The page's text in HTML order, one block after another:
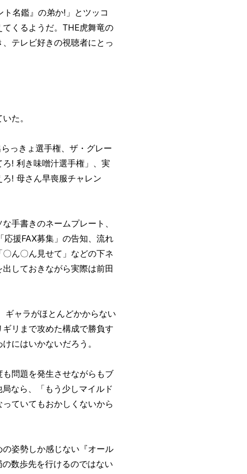
名鑑』の弟か!」とツッコ
くるようだ。THE虎舞竜の
テレビ好きの視聴者にとっ
た。
っきょ選手権、ザ・グレー
! 利き味噌汁選手権」、実
! 母さん早喪服チャレン
手書きのネームプレート、
援FAX募集」の告知、流れ
ん〇ん見せて」などの下ネ
しておきながら実際は前田
ギャラがほとんどかからない
リまで攻めた構成で勝負す
にはいかないだろう。
問題を発生させながらもブ
なら、「もう少しマイルド
ていてもおかしくないから
姿勢しか感じない『オール
数歩先を行けるのではない